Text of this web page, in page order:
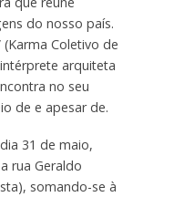
do nosso país.
(Karma Coletivo de
arquiteta
no seu
de e apesar de.
31 de maio,
rua Geraldo
somando-se à